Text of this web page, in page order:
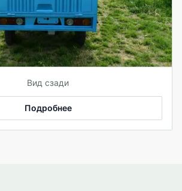
Вид сзади
Подробнее